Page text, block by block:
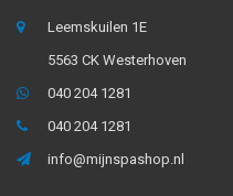
Leemskuilen 1E
5563 CK Westerhoven
040 204 1281
040 204 1281
info@mijnspashop.nl